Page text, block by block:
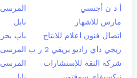
أ د ن أجنسي
المرسى
مارس للاشهار
نابل
اتصال فنون اعلام للانتاج
باب بحر
ريجي داي راديو بريفي 2 ر ب
المرسى
شركة الثقة للإستشارات
المرسى